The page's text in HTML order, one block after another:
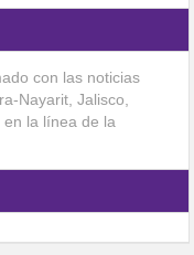
con las noticias
Nayarit, Jalisco,
la línea de la